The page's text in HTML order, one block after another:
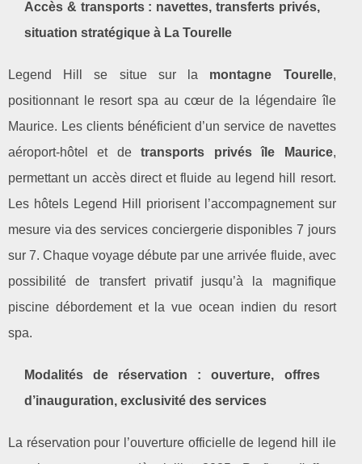
Accès & transports : navettes, transferts privés,
situation stratégique à La Tourelle
Legend Hill se situe sur la montagne Tourelle,
positionnant le resort spa au cœur de la légendaire île
Maurice. Les clients bénéficient d’un service de navettes
aéroport-hôtel et detransports privés île Maurice,
permettant un accès direct et fluide au legend hill resort.
Les hôtels Legend Hill priorisent l’accompagnement sur
mesure via des services conciergerie disponibles 7 jours
sur 7. Chaque voyage débute par une arrivée fluide, avec
possibilité de transfert privatif jusqu’à la magnifique
piscine débordement et la vue ocean indien du resort
spa.
Modalités de réservation : ouverture, offres
d’inauguration, exclusivité des services
La réservation pour l’ouverture officielle de legend hill ile